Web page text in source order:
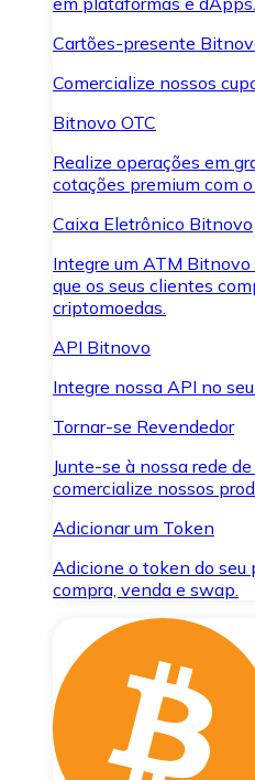
Cartões-presente
Comercialize nossos
Bitnovo OTC
Realize operações em
cotações premium com
Caixa Eletrônico Bitnovo
Integre um ATM
que os seus clientes
criptomoedas.
API Bitnovo
Integre nossa API no
Tornar-se Revendedor
Junte-se à nossa rede
comercialize nossos
Adicionar um Token
Adicione o token do seu
compra, venda e swap.